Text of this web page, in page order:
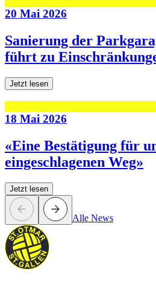
20 Mai 2026
Sanierung der
führt zu
Jetzt lesen
18 Mai 2026
«Eine Bestätigung für
eingeschlagenen Weg»
Jetzt lesen
Alle News